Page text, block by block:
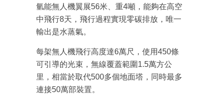
氫能無人機翼展56米、重4噸，能夠在高空
中飛行8天，飛行過程實現零碳排放，唯一
輸出是水蒸氣。
每架無人機飛行高度達6萬尺，使用450條
可引導的光束，無線覆蓋範圍1.5萬方公
里，相當於取代500多個地面塔，同時最多
連接50萬部裝置。